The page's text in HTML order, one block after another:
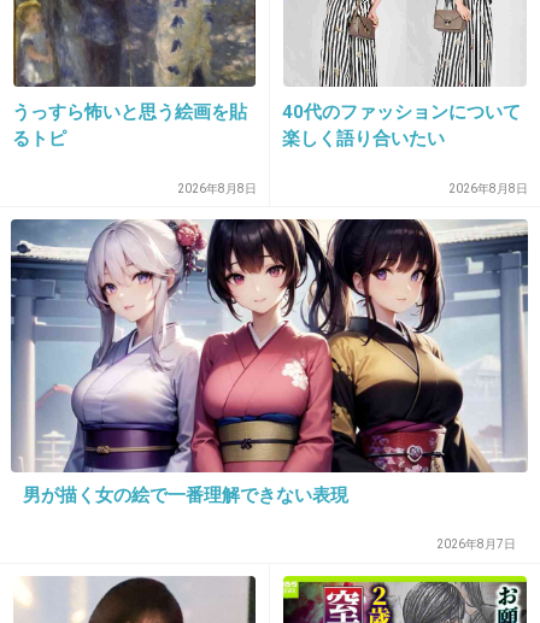
>>1
2枚目の画像かわいい
+21
2026/07/07(火) 23:21:12
【USEN推し活リクエスト】📢
7/7 デイリーランキング
ホットライン19位
今日もホットラインがデイリーランキングで19位にランク
インしました👏✨
明日もランクイン出来るようリクエストをがんばりましょ
LUNÉのみなさん、毎日のリクエストありがとうございます
うっすら怖いと思う絵画を貼
るトピ
2026年8月8日
40代のファッションについて
楽しく語り合いたい
2026年8月8日
男が描く女の絵で一番理解できない表現
2026年8月7日